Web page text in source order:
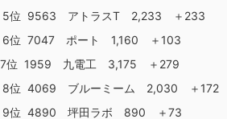
5位 9563 アトラスT 2,233 ＋233
6位 7047 ポート 1,160 ＋103
7位 1959 九電工 3,175 ＋279
8位 4069 ブルーミーム 2,030 ＋172
9位 4890 坪田ラボ 890 ＋73